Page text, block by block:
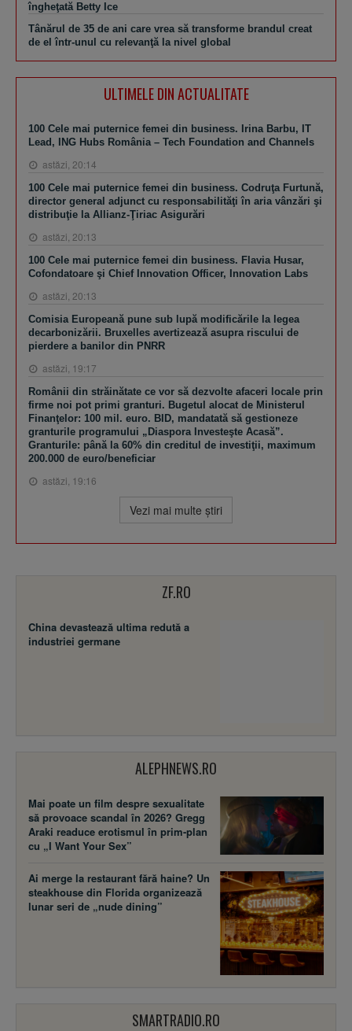
îngheţată Betty Ice
Tânărul de 35 de ani care vrea să transforme brandul creat
de el într-unul cu relevanţă la nivel global
ULTIMELE DIN ACTUALITATE
100 Cele mai puternice femei din business. Irina Barbu, IT
Lead, ING Hubs România – Tech Foundation and Channels
astăzi, 20:14
100 Cele mai puternice femei din business. Codruţa Furtună,
director general adjunct cu responsabilităţi în aria vânzări şi
distribuţie la Allianz-Ţiriac Asigurări
astăzi, 20:13
100 Cele mai puternice femei din business. Flavia Husar,
Cofondatoare şi Chief Innovation Officer, Innovation Labs
astăzi, 20:13
Comisia Europeană pune sub lupă modificările la legea
decarbonizării. Bruxelles avertizează asupra riscului de
pierdere a banilor din PNRR
astăzi, 19:17
Românii din străinătate ce vor să dezvolte afaceri locale prin
firme noi pot primi granturi. Bugetul alocat de Ministerul
Finanţelor: 100 mil. euro. BID, mandatată să gestioneze
granturile programului „Diaspora Investeşte Acasă”.
Granturile: până la 60% din creditul de investiţii, maximum
200.000 de euro/beneficiar
astăzi, 19:16
Vezi mai multe ştiri
ZF.RO
China devastează ultima redută a
industriei germane
ALEPHNEWS.RO
Mai poate un film despre sexualitate
să provoace scandal în 2026? Gregg
Araki readuce erotismul în prim-plan
cu „I Want Your Sex”
Ai merge la restaurant fără haine? Un
steakhouse din Florida organizează
lunar seri de „nude dining”
SMARTRADIO.RO